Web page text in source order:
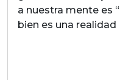
a nuestra mente es
bien es una realidad